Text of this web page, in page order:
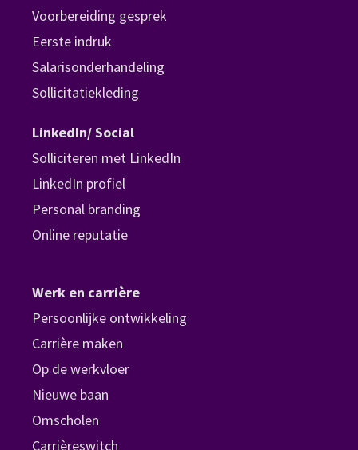
Voorbereiding gesprek
Eerste indruk
Salarisonderhandeling
Sollicitatiekleding
LinkedIn/ Social
Solliciteren met LinkedIn
LinkedIn profiel
Personal branding
Online reputatie
Werk en carrière
Persoonlijke ontwikkeling
Carrière maken
Op de werkvloer
Nieuwe baan
Omscholen
Carrièreswitch